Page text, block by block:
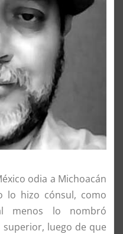
odia a Michoacán
lo hizo cónsul, como
menos lo nombró
luego de que